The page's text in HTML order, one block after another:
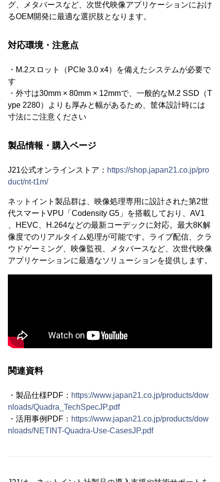
グ、メタバースなど、次世代映像アプリケーションにおけ
るOEM開発に最適な選択肢となります。
対応環境・注意点
・M.2スロット（PCIe 3.0 x4）を備えたシステムが必要で
す
・外寸は30mm × 80mm × 12mmで、一般的なM.2 SSD（T
ype 2280）よりも厚みと幅があるため、筐体設計時には
寸法にご注意ください
製品情報・購入ページ
J21公式オンラインストア： https://shop.japan21.co.jp/pro
duct/nt-t1m/
ネットイント製品群は、映像処理専用に設計された第2世
代スマートVPU「Codensity G5」を搭載しており、AV1
、HEVC、H.264などの最新コーデックに対応。最大8K解
像度でのリアルタイム処理が可能です。ライブ配信、クラ
ウドゲーミング、映像監視、メタバースなど、次世代映像
アプリケーションに最適なソリューションを提供します。
関連資料
・製品仕様PDF： https://www.japan21.co.jp/products/dow
nloads/Quadra_TechSpecJP.pdf
・活用事例PDF： https://www.japan21.co.jp/products/dow
nloads/NETINT-Quadra-Use-CasesJP.pdf